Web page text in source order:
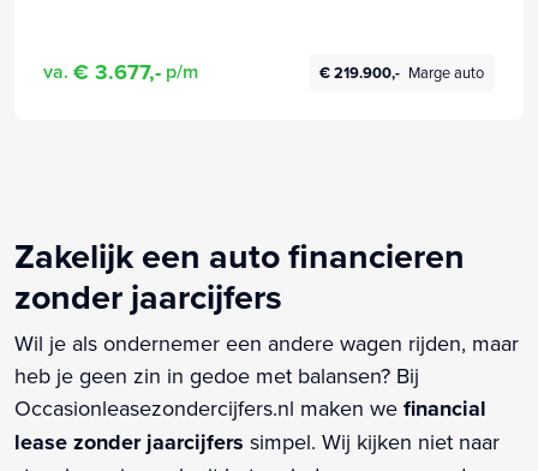
va. € 3.677,- p/m € 219.900,- Marge auto
Zakelijk een auto financieren
zonder jaarcijfers
Wil je als ondernemer een andere wagen rijden, maar
heb je geen zin in gedoe met balansen? Bij
Occasionleasezondercijfers.nl maken we financial
lease zonder jaarcijfers simpel. Wij kijken niet naar